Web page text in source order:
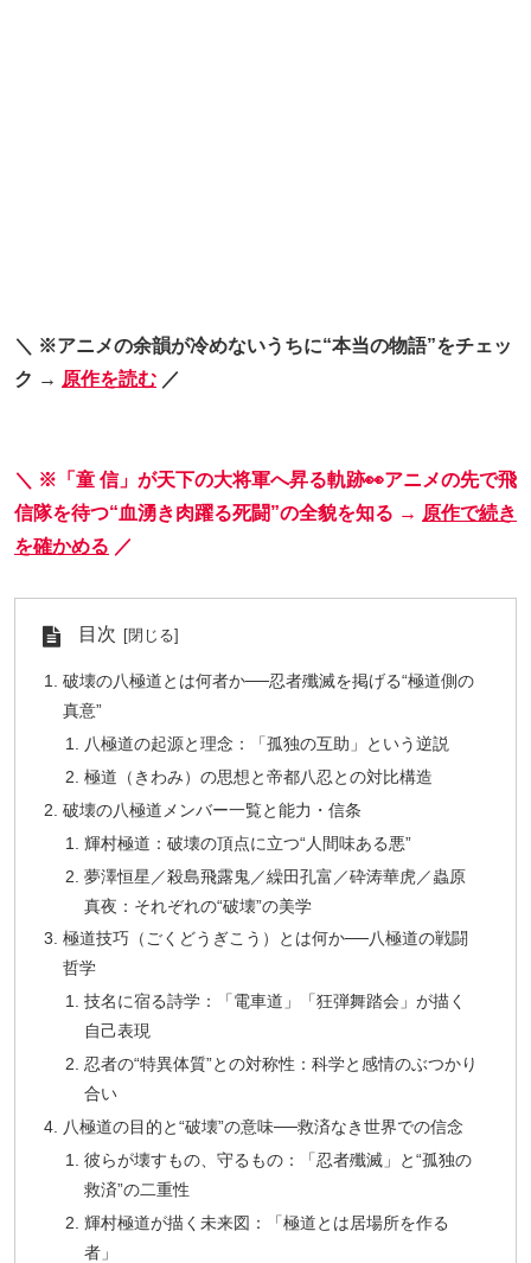
＼ ※アニメの余韻が冷めないうちに“本当の物語”をチェッ
ク → 原作を読む ／
＼ ※「童 信」が天下の大将軍へ昇る軌跡👀アニメの先で飛
信隊を待つ“血湧き肉躍る死闘”の全貌を知る → 原作で続き
を確かめる ／
目次
破壊の八極道とは何者か──忍者殲滅を掲げる“極道側の
真意”
八極道の起源と理念：「孤独の互助」という逆説
極道（きわみ）の思想と帝都八忍との対比構造
破壊の八極道メンバー一覧と能力・信条
輝村極道：破壊の頂点に立つ“人間味ある悪”
夢澤恒星／殺島飛露鬼／繰田孔富／砕涛華虎／蟲原
真夜：それぞれの“破壊”の美学
極道技巧（ごくどうぎこう）とは何か──八極道の戦闘
哲学
技名に宿る詩学：「電車道」「狂弾舞踏会」が描く
自己表現
忍者の“特異体質”との対称性：科学と感情のぶつかり
合い
八極道の目的と“破壊”の意味──救済なき世界での信念
彼らが壊すもの、守るもの：「忍者殲滅」と“孤独の
救済”の二重性
輝村極道が描く未来図：「極道とは居場所を作る
者」